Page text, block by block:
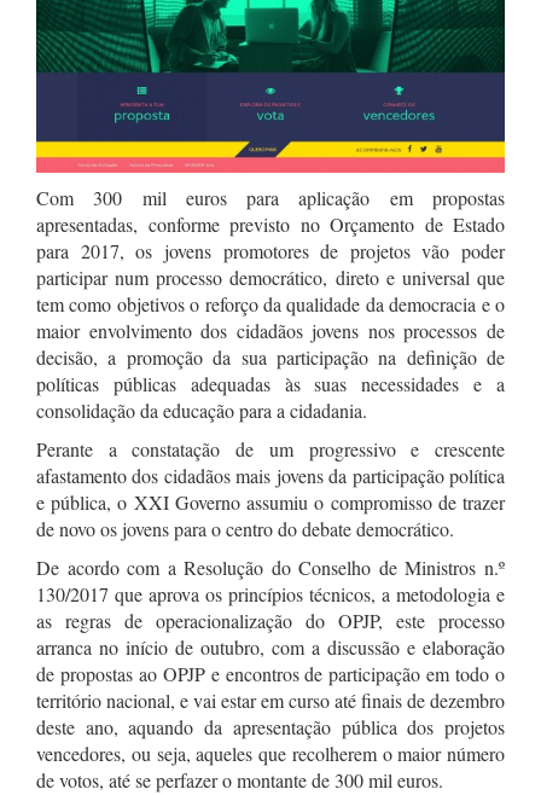
Com 300 mil euros para aplicação em propostas
apresentadas, conforme previsto no Orçamento de Estado
para 2017, os jovens promotores de projetos vão poder
participar num processo democrático, direto e universal que
tem como objetivos o reforço da qualidade da democracia e o
maior envolvimento dos cidadãos jovens nos processos de
decisão, a promoção da sua participação na definição de
políticas públicas adequadas às suas necessidades e a
consolidação da educação para a cidadania.
Perante a constatação de um progressivo e crescente
afastamento dos cidadãos mais jovens da participação política
e pública, o XXI Governo assumiu o compromisso de trazer
de novo os jovens para o centro do debate democrático.
De acordo com a Resolução do Conselho de Ministros n.º
130/2017 que aprova os princípios técnicos, a metodologia e
as regras de operacionalização do OPJP, este processo
arranca no início de outubro, com a discussão e elaboração
de propostas ao OPJP e encontros de participação em todo o
território nacional, e vai estar em curso até finais de dezembro
deste ano, aquando da apresentação pública dos projetos
vencedores, ou seja, aqueles que recolherem o maior número
de votos, até se perfazer o montante de 300 mil euros.